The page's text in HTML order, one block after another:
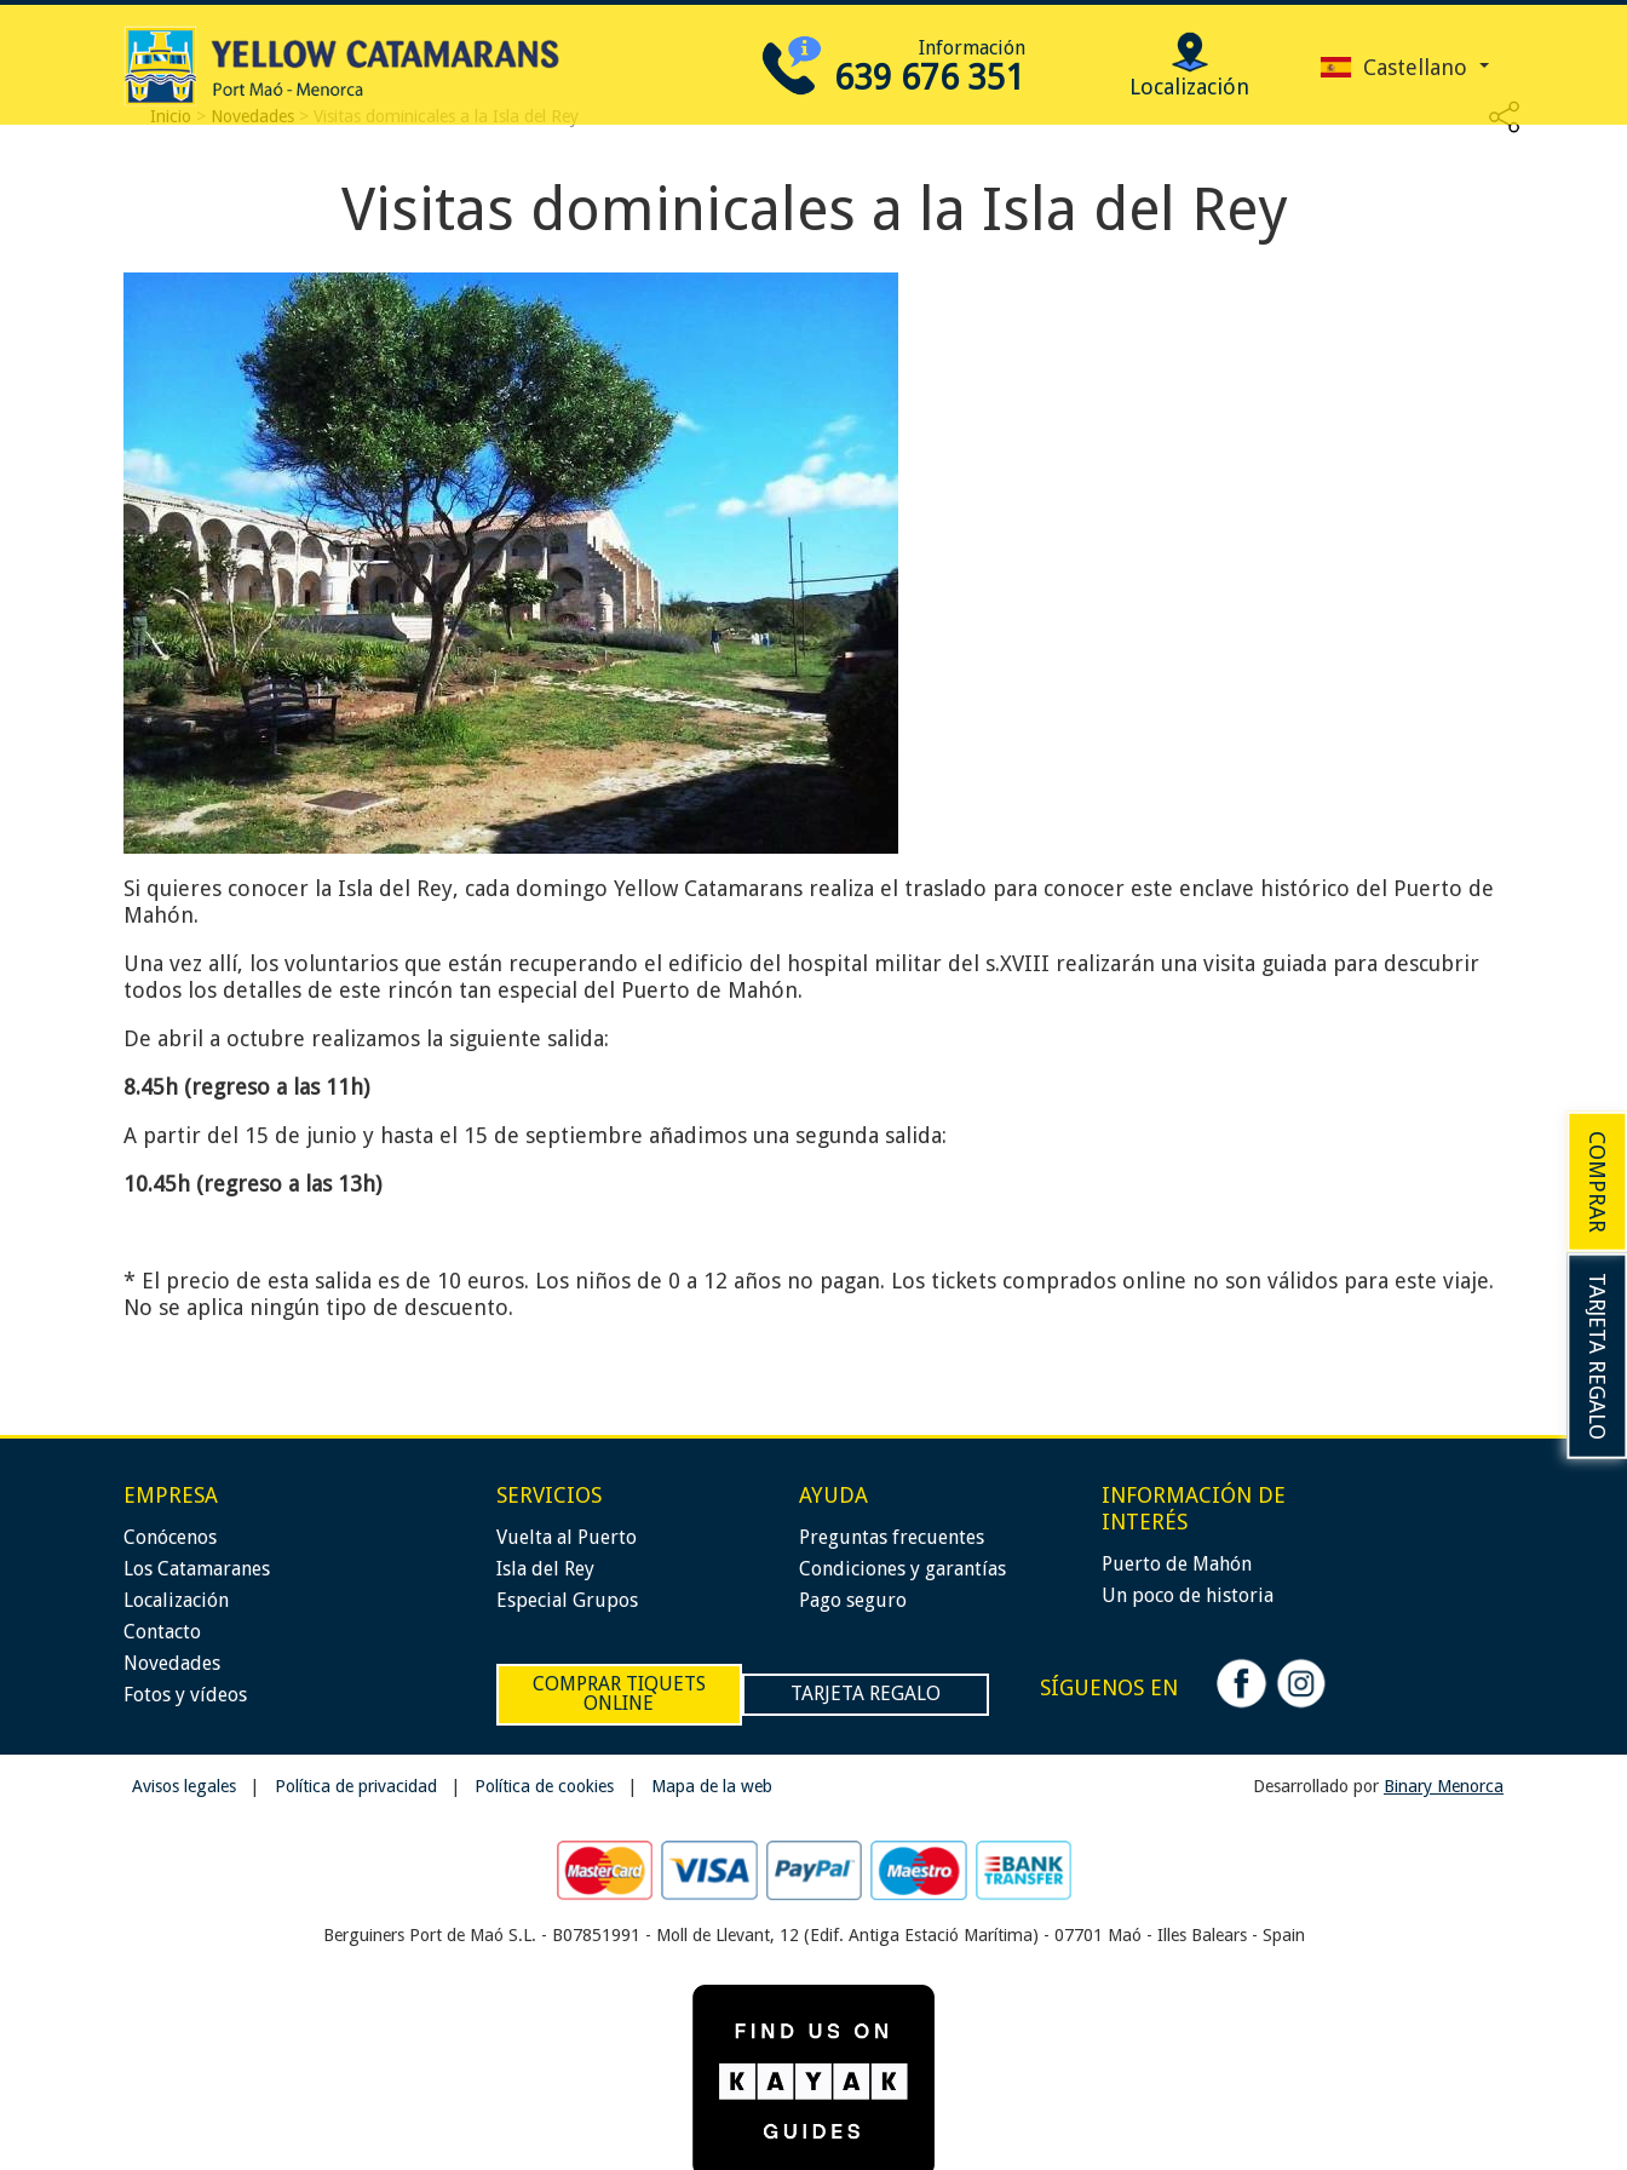
Información
639 676 351 Localización
Castellano
Inicio > Novedades > Visitas dominicales a la Isla del Rey
Visitas dominicales a la Isla del Rey
Si quieres conocer la Isla del Rey, cada domingo Yellow Catamarans realiza el traslado para conocer este enclave histórico del Puerto de
Mahón.
Una vez allí, los voluntarios que están recuperando el edificio del hospital militar del s.XVIII realizarán una visita guiada para descubrir
todos los detalles de este rincón tan especial del Puerto de Mahón.
De abril a octubre realizamos la siguiente salida:
8.45h (regreso a las 11h)
A partir del 15 de junio y hasta el 15 de septiembre añadimos una segunda salida:
10.45h (regreso a las 13h)
* El precio de esta salida es de 10 euros. Los niños de 0 a 12 años no pagan. Los tickets comprados online no son válidos para este viaje.
No se aplica ningún tipo de descuento.
COMPRAR
TARJETA REGALO
EMPRESA
Conócenos
Los Catamaranes
Localización
Contacto
Novedades
Fotos y vídeos
SERVICIOS
Vuelta al Puerto
Isla del Rey
Especial Grupos
AYUDA
Preguntas frecuentes
Condiciones y garantías
Pago seguro
INFORMACIÓN DE
INTERÉS
Puerto de Mahón
Un poco de historia
COMPRAR TIQUETS
ONLINE
TARJETA REGALO SÍGUENOS EN
Avisos legales Política de privacidad Política de cookies Mapa de la web Desarrollado por Binary Menorca
Berguiners Port de Maó S.L. - B07851991 - Moll de Llevant, 12 (Edif. Antiga Estació Marítima) - 07701 Maó - Illes Balears - Spain